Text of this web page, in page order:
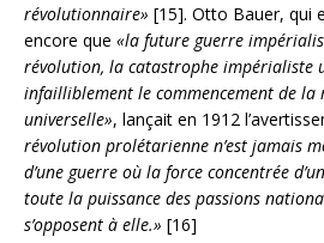
révolutionnaire» [15]. Otto Bauer, qui
encore que «la future guerre
révolution, la catastrophe impérialiste
infailliblement le commencement de la
universelle», lançait en 1912
révolution prolétarienne n’est jamais
d’une guerre où la force concentrée
toute la puissance des passions
s’opposent à elle.» [16]